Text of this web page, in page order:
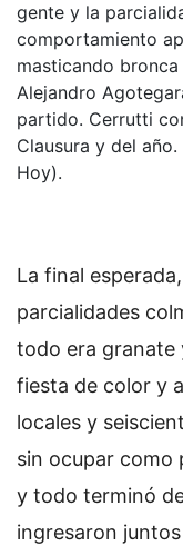
gente y la
comportamiento
masticando
Alejandro
partido. Cerrutti
Clausura y del
Hoy).
La final
parcialidades
todo era granate
fiesta de color y
locales y
sin ocupar como
y todo terminó
ingresaron